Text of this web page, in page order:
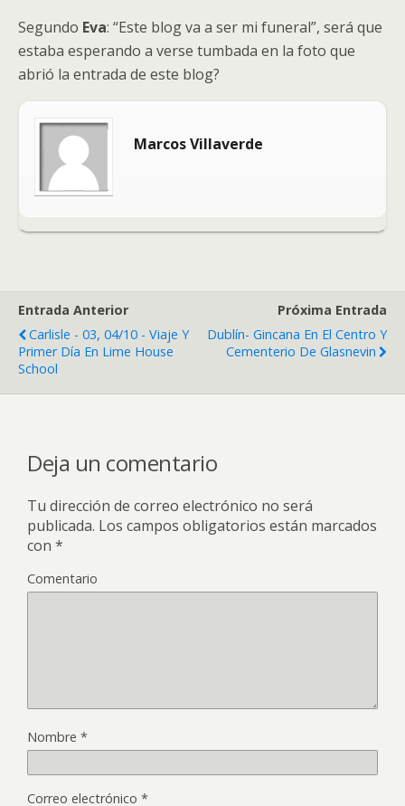
Segundo Eva: “Este blog va a ser mi funeral”, será que
estaba esperando a verse tumbada en la foto que
abrió la entrada de este blog?
Marcos Villaverde
Entrada Anterior
Carlisle - 03, 04/10 - Viaje Y
Primer Día En Lime House
School
Próxima Entrada
Dublín- Gincana En El Centro Y
Cementerio De Glasnevin
Deja un comentario
Tu dirección de correo electrónico no será
publicada. Los campos obligatorios están marcados
con *
Comentario
Nombre *
Correo electrónico *